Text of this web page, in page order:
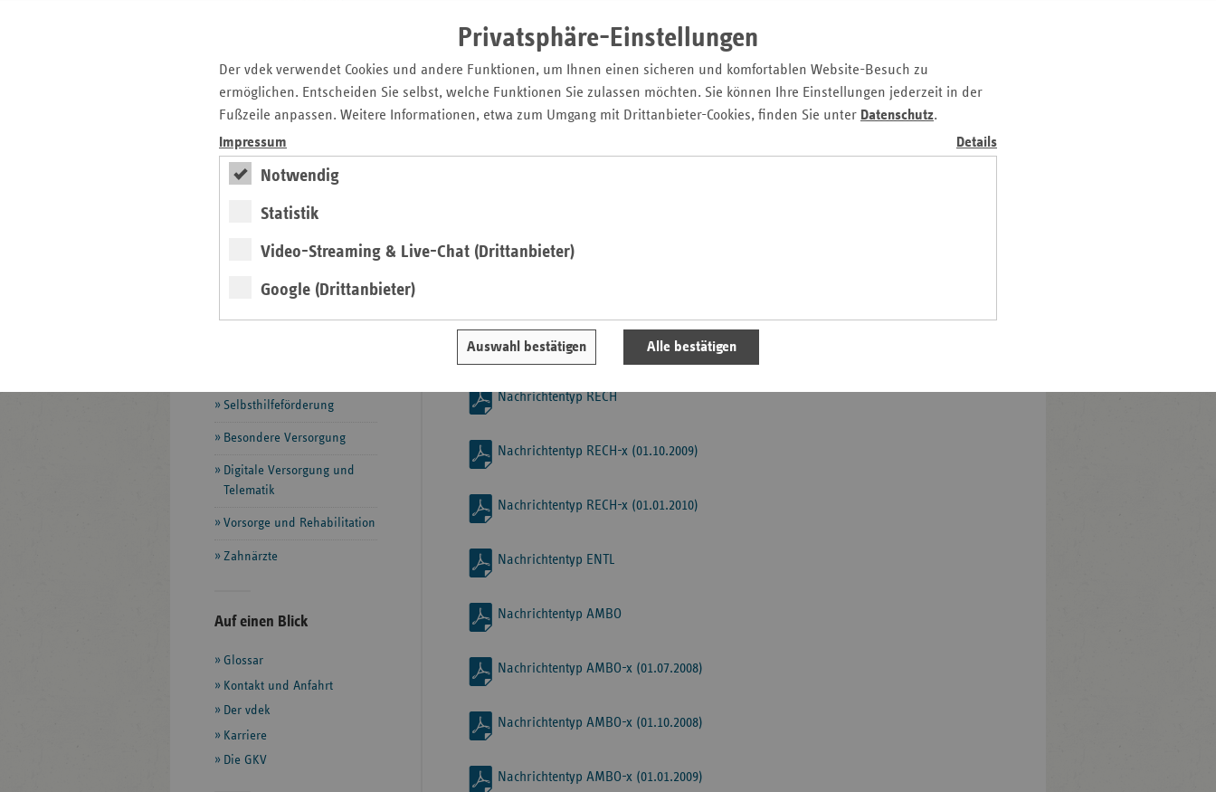
Privatsphäre-Einstellungen
Der vdek verwendet Cookies und andere Funktionen, um Ihnen einen sicheren und komfortablen Website-Besuch zu
ermöglichen. Entscheiden Sie selbst, welche Funktionen Sie zulassen möchten. Sie können Ihre Einstellungen jederzeit in der
Fußzeile anpassen. Weitere Informationen, etwa zum Umgang mit Drittanbieter-Cookies, finden Sie unter Datenschutz.
Impressum
Details
Notwendig
Statistik
Video-Streaming & Live-Chat (Drittanbieter)
Google (Drittanbieter)
Auswahl bestätigen Alle bestätigen
Sachsen
Sachsen-
Schleswig-
Nachrichtenbeginn-x (01.10.2008)
Nachrichtenbeginn-x (01.01.2010)
Nachrichtentyp MBEG
Nachrichtentyp RECH
Nachrichtentyp RECH-x (01.10.2009)
Nachrichtentyp RECH-x (01.01.2010)
Nachrichtentyp ENTL
Nachrichtentyp AMBO
Nachrichtentyp AMBO-x (01.07.2008)
Nachrichtentyp AMBO-x (01.10.2008)
Nachrichtentyp AMBO-x (01.01.2009)
Qualitätssicherung im
Krankenhaus
Glossar zur
Leistungen
Beitragsrecht
Pflegeversicherung
Selbsthilfeförderung
Besondere Versorgung
Digitale Versorgung und
Telematik
Vorsorge und Rehabilitation
Zahnärzte
Seitenleiste
weiteren
Informationen
Auf einen Blick
Glossar
Kontakt und Anfahrt
Der vdek
Karriere
Die GKV